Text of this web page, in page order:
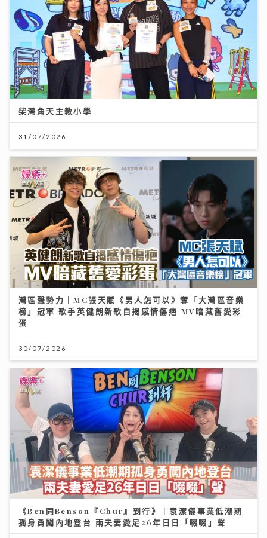
柴灣角天主教小學
31/07/2026
灣區聲勢力｜MC張天賦《男人怎可以》奪「大灣區音樂
榜」冠軍 歌手英健朗新歌自揭感情傷疤 MV暗藏舊愛彩
蛋
30/07/2026
《Ben同Benson『Chur』到行》｜袁潔儀事業低潮期
孤身勇闖內地登台 兩夫妻愛足26年日日「啜啜」聲